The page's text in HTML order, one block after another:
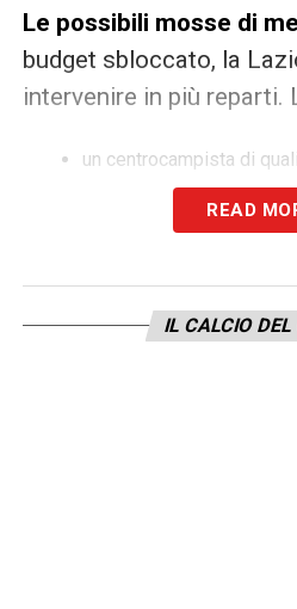
Le possibili mosse di
budget sbloccato, la
intervenire in più reparti.
un centrocampista di
Zaccagni, leader tecnico
un esterno offensivo in
ampliare le rotazioni
READ
IL CALCIO DEL